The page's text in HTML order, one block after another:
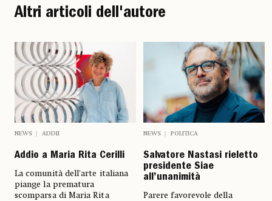
Altri articoli dell'autore
NEWS ADDII
Addio a Maria Rita Cerilli
La comunità dell'arte italiana
piange la prematura
scomparsa di Maria Rita
NEWS POLITICA
Salvatore Nastasi rieletto
presidente Siae
all’unanimità
Parere favorevole della